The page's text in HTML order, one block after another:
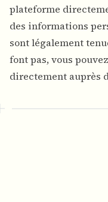
plateforme
des informations
sont légalement
font pas, vous
directement auprès